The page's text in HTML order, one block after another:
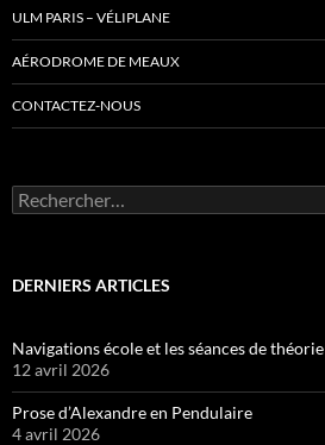
ULM PARIS – VÉLIPLANE
AÉRODROME DE MEAUX
CONTACTEZ-NOUS
Rechercher :
DERNIERS ARTICLES
Navigations école et les séances de théorie
12 avril 2026
Prose d’Alexandre en Pendulaire
4 avril 2026